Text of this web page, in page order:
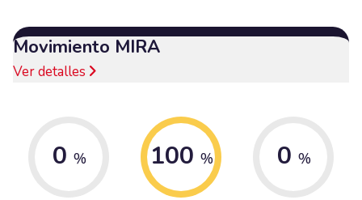
Movimiento MIRA
Ver detalles
0 % 100 % 0 %